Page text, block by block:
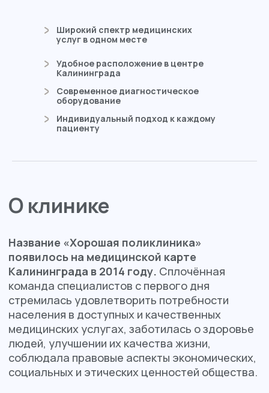
Широкий спектр медицинских
услуг в одном месте
Удобное расположение в центре
Калининграда
Современное диагностическое
оборудование
Индивидуальный подход к каждому
пациенту